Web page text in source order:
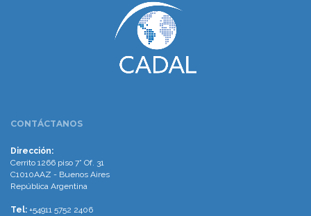
CONTÁCTANOS
Dirección:
Cerrito 1266 piso 7° Of. 31
C1010AAZ - Buenos Aires
República Argentina
Tel: +54911 5752 2406